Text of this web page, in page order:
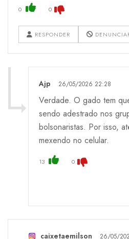
0 0
RESPONDER
Ajp 26/05/2026 22:28
Verdade. O gado tem
sendo adestrado nos
bolsonaristas. Por isso,
mexendo no celular.
13 0
caixetaemilson 26/05/